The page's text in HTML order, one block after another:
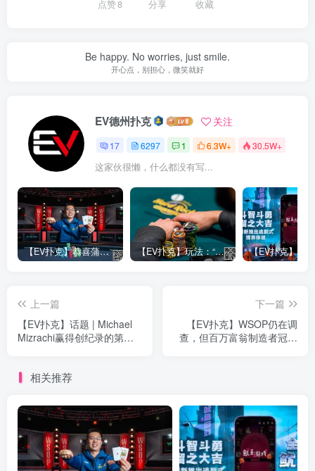
点赞8 分享 收藏
Be happy. No worries, just smile.
开心点，别担心，微笑就好
EV德州扑克 关注
17 6297 1 6.3W+ 30.5W+
这家伙很懒，什么都没有写...
【EV扑克】恭喜蒲蔚然赛事#65夺冠，收获国人2023WSOP第六条金手链，奖金93万刀！ 【EV扑克】玩法：“松弱鱼/松凶鱼打法”的基本攻略
上一篇
【EV扑克】话题 | Michael
Mizrachi赢得创纪录的第四
下一篇
【EV扑克】WSOP仍在调
查，但百万富翁制造者冠军
相关推荐